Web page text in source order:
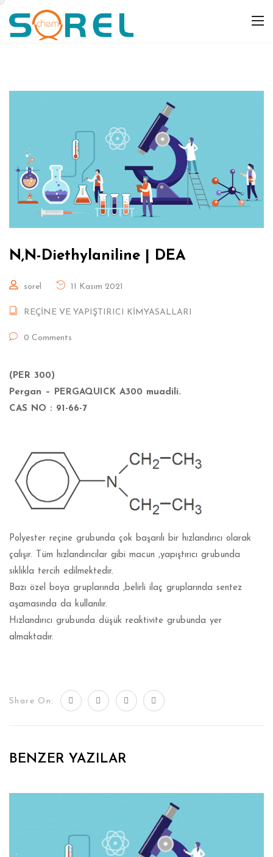
N,N-Diethylaniline | DEA
sorel 11 Kasım 2021
REÇİNE VE YAPIŞTIRICI KİMYASALLARI
0 Comments
(PER 300)
Pergan – PERGAQUICK A300 muadili.
CAS NO : 91-66-7
Polyester reçine grubunda çok başarılı bir hızlandırıcı olarak
çalışır. Tüm hızlandırıcılar gibi macun ,yapıştırıcı grubunda
sıklıkla tercih edilmektedir.
Bazı özel boya gruplarında ,belirli ilaç gruplarında sentez
aşamasında da kullanılır.
Hızlandırıcı grubunda düşük reaktivite grubunda yer
almaktadır.
Share On:
BENZER YAZILAR